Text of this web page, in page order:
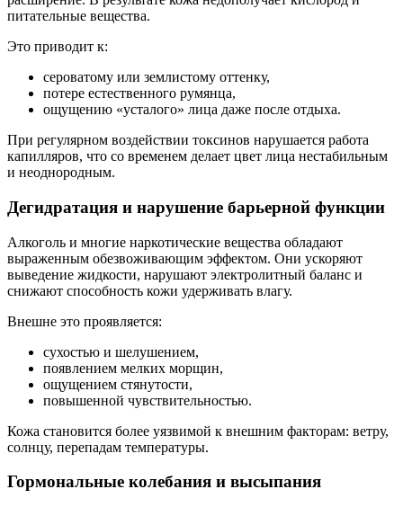
питательные вещества.
Это приводит к:
сероватому или землистому оттенку,
потере естественного румянца,
ощущению «усталого» лица даже после отдыха.
При регулярном воздействии токсинов нарушается работа
капилляров, что со временем делает цвет лица нестабильным
и неоднородным.
Дегидратация и нарушение барьерной функции
Алкоголь и многие наркотические вещества обладают
выраженным обезвоживающим эффектом. Они ускоряют
выведение жидкости, нарушают электролитный баланс и
снижают способность кожи удерживать влагу.
Внешне это проявляется:
сухостью и шелушением,
появлением мелких морщин,
ощущением стянутости,
повышенной чувствительностью.
Кожа становится более уязвимой к внешним факторам: ветру,
солнцу, перепадам температуры.
Гормональные колебания и высыпания